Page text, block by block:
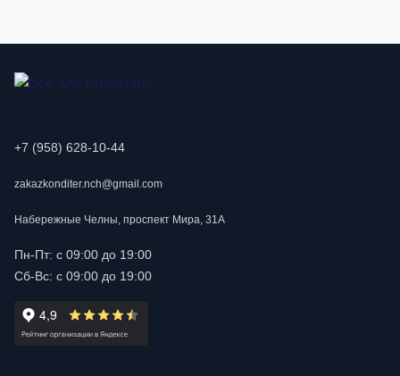
+7 (958) 628-10-44
zakazkonditer.nch@gmail.com
Набережные Челны, проспект Мира, 31А
Пн-Пт: с 09:00 до 19:00
Сб-Вс: с 09:00 до 19:00